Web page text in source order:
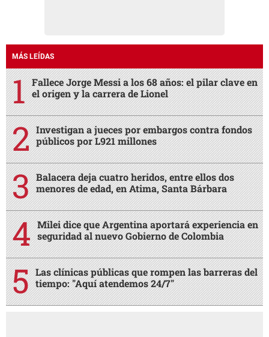
MÁS LEÍDAS
Fallece Jorge Messi a los 68 años: el pilar clave en
el origen y la carrera de Lionel
Investigan a jueces por embargos contra fondos
públicos por L921 millones
Balacera deja cuatro heridos, entre ellos dos
menores de edad, en Atima, Santa Bárbara
Milei dice que Argentina aportará experiencia en
seguridad al nuevo Gobierno de Colombia
Las clínicas públicas que rompen las barreras del
tiempo: "Aquí atendemos 24/7"